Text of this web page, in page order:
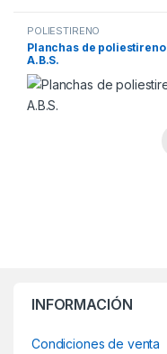
POLIESTIRENO
Planchas de poliestireno
A.B.S.
INFORMACIÓN
Condiciones de venta